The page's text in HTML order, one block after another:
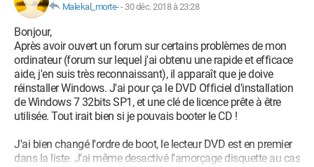
Malekal_morte-- 30 déc. 2018 à 23:28
Bonjour,
Après avoir ouvert un forum sur certains problèmes de mon
ordinateur (forum sur lequel j'ai obtenu une rapide et efficace
aide, j'en suis très reconnaissant), il apparaît que je doive
réinstaller Windows. J'ai pour ça le DVD Officiel d'installation
de Windows 7 32bits SP1, et une clé de licence prête à être
utilisée. Tout irait bien si je pouvais booter le CD !
J'ai bien changé l'ordre de boot, le lecteur DVD est en premier
dans la liste. J'ai même desactivé l'amorçage disquette au cas